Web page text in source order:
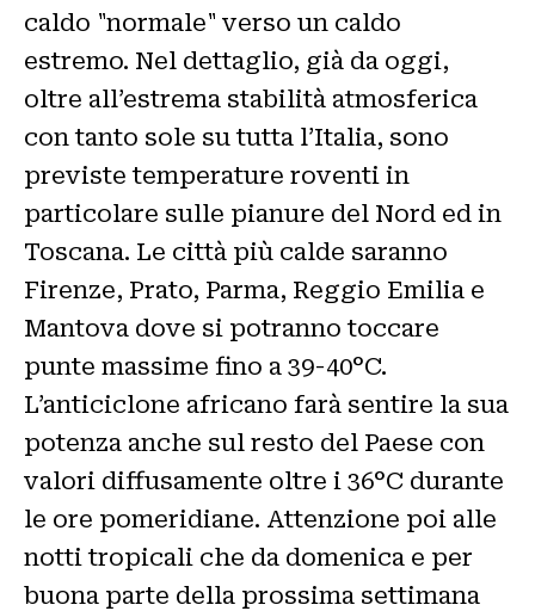
caldo "normale" verso un caldo
estremo. Nel dettaglio, già da oggi,
oltre all’estrema stabilità atmosferica
con tanto sole su tutta l’Italia, sono
previste temperature roventi in
particolare sulle pianure del Nord ed in
Toscana. Le città più calde saranno
Firenze, Prato, Parma, Reggio Emilia e
Mantova dove si potranno toccare
punte massime fino a 39-40°C.
L’anticiclone africano farà sentire la sua
potenza anche sul resto del Paese con
valori diffusamente oltre i 36°C durante
le ore pomeridiane. Attenzione poi alle
notti tropicali che da domenica e per
buona parte della prossima settimana